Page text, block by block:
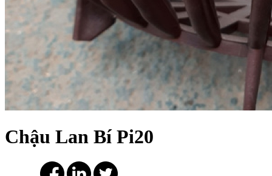
Chậu Lan Bí Pi20